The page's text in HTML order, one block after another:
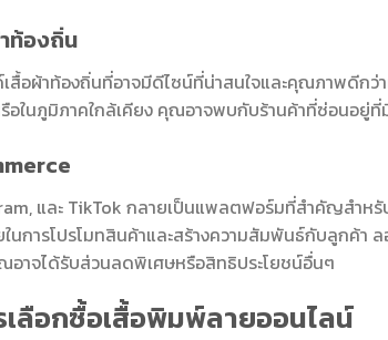
ท้องถิ่น
สื้อผ้าท้องถิ่นที่อาจมีดีไซน์ที่น่าสนใจและคุณภาพดีก
อในภูมิภาคใกล้เคียง คุณอาจพบกับร้านค้าที่ซ่อนอยู่ที่
และ TikTok กลายเป็นแพลตฟอร์มที่สำคัญสำหรั
ในการโปรโมทสินค้าและสร้างความสัมพันธ์กับลูกค้า
อาจได้รับส่วนลดพิเศษหรือสิทธิประโยชน์อื่นๆ
ลือกซื้อเสื้อพิมพ์ลายออนไลน์